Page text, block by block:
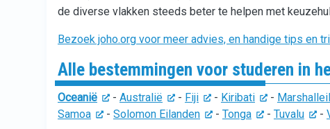
de diverse vlakken steeds beter te helpen met
Bezoek joho.org voor meer advies, en handige tips en
Alle bestemmingen voor studeren in
Oceanië - Australië - Fiji - Kiribati -
Samoa
- Solomon Eilanden - Tonga - Tuvalu -